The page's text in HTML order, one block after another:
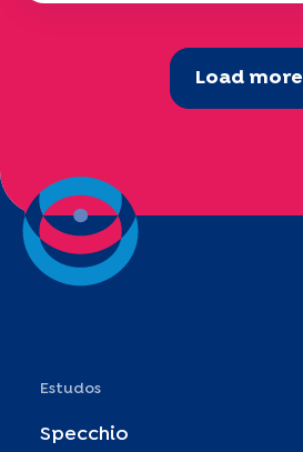
Load more
Estudos
Specchio